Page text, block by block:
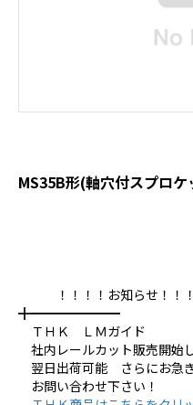
MS35B形(軸穴付スプロケ
！！！！お知らせ！！！
╋━━━━━━━
ＴＨＫ ＬＭガイド
社内レールカット販売開始
翌日出荷可能 さらにお急
お問い合わせ下さい！